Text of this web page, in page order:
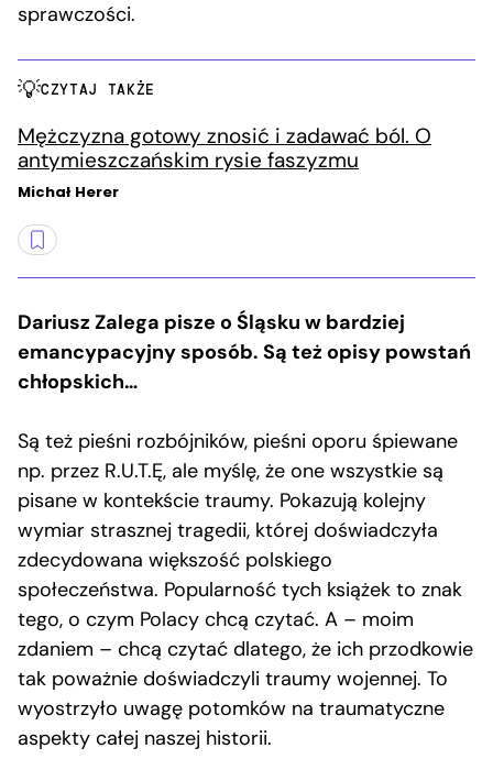
sprawczości.
CZYTAJ TAKŻE
Mężczyzna gotowy znosić i zadawać ból. O
antymieszczańskim rysie faszyzmu
Michał Herer
Dariusz Zalega pisze o Śląsku w bardziej
emancypacyjny sposób. Są też opisy powstań
chłopskich…
Są też pieśni rozbójników, pieśni oporu śpiewane
np. przez R.U.T.Ę, ale myślę, że one wszystkie są
pisane w kontekście traumy. Pokazują kolejny
wymiar strasznej tragedii, której doświadczyła
zdecydowana większość polskiego
społeczeństwa. Popularność tych książek to znak
tego, o czym Polacy chcą czytać. A – moim
zdaniem – chcą czytać dlatego, że ich przodkowie
tak poważnie doświadczyli traumy wojennej. To
wyostrzyło uwagę potomków na traumatyczne
aspekty całej naszej historii.